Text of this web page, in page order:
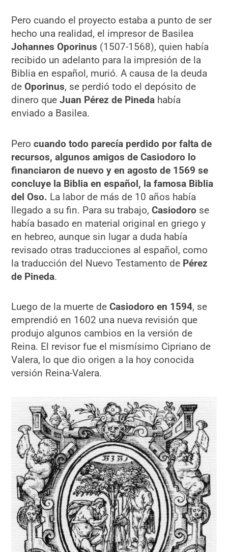
Pero cuando el proyecto estaba a punto de ser
hecho una realidad, el impresor de Basilea
Johannes Oporinus (1507-1568), quien había
recibido un adelanto para la impresión de la
Biblia en español, murió. A causa de la deuda
deOporinus, se perdió todo el depósito de
dinero queJuan Pérez de Pineda había
enviado a Basilea.
Perocuando todo parecía perdido por falta de
recursos, algunos amigos de Casiodoro lo
financiaron de nuevo y en agosto de 1569 se
concluye la Biblia en español, la famosa Biblia
del Oso. La labor de más de 10 años había
llegado a su fin. Para su trabajo,Casiodoro se
había basado en material original en griego y
en hebreo, aunque sin lugar a duda había
revisado otras traducciones al español, como
la traducción del Nuevo Testamento de Pérez
de Pineda.
Luego de la muerte deCasiodoro en 1594, se
emprendió en 1602 una nueva revisión que
produjo algunos cambios en la versión de
Reina. El revisor fue el mismísimo Cipriano de
Valera, lo que dio origen a la hoy conocida
versión Reina-Valera.